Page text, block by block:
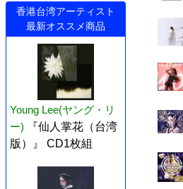
香港台湾アーティスト
最新オススメ商品
Young Lee(ヤング・リ
ー)
『仙人掌花（台湾
版）』 CD1枚組